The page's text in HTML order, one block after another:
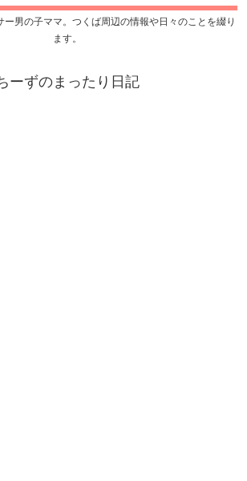
男の子ママ。つくば周辺の情報や日々のことを綴り
ます。
ーずのまったり日記